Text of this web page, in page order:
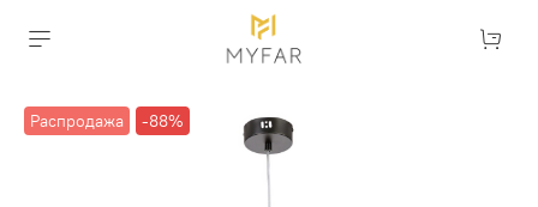
Распродажа -88%